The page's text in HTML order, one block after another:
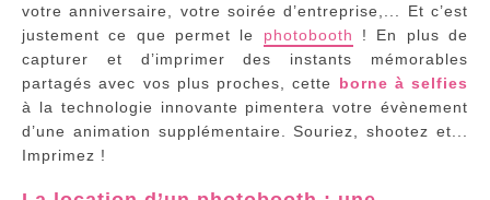
votre anniversaire, votre soirée d’entreprise,... Et c’est
justement ce que permet le photobooth
! En plus de
capturer et d’imprimer des instants mémorables
partagés avec vos plus proches, cette borne à selfies
à la technologie innovante pimentera votre évènement
d’une animation supplémentaire. Souriez, shootez et...
Imprimez !